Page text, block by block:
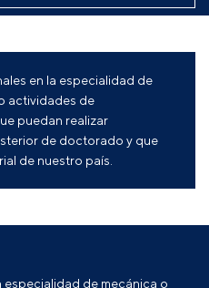
en la especialidad de
actividades de
puedan realizar
de doctorado y que
de nuestro país.
especialidad de mecánica o